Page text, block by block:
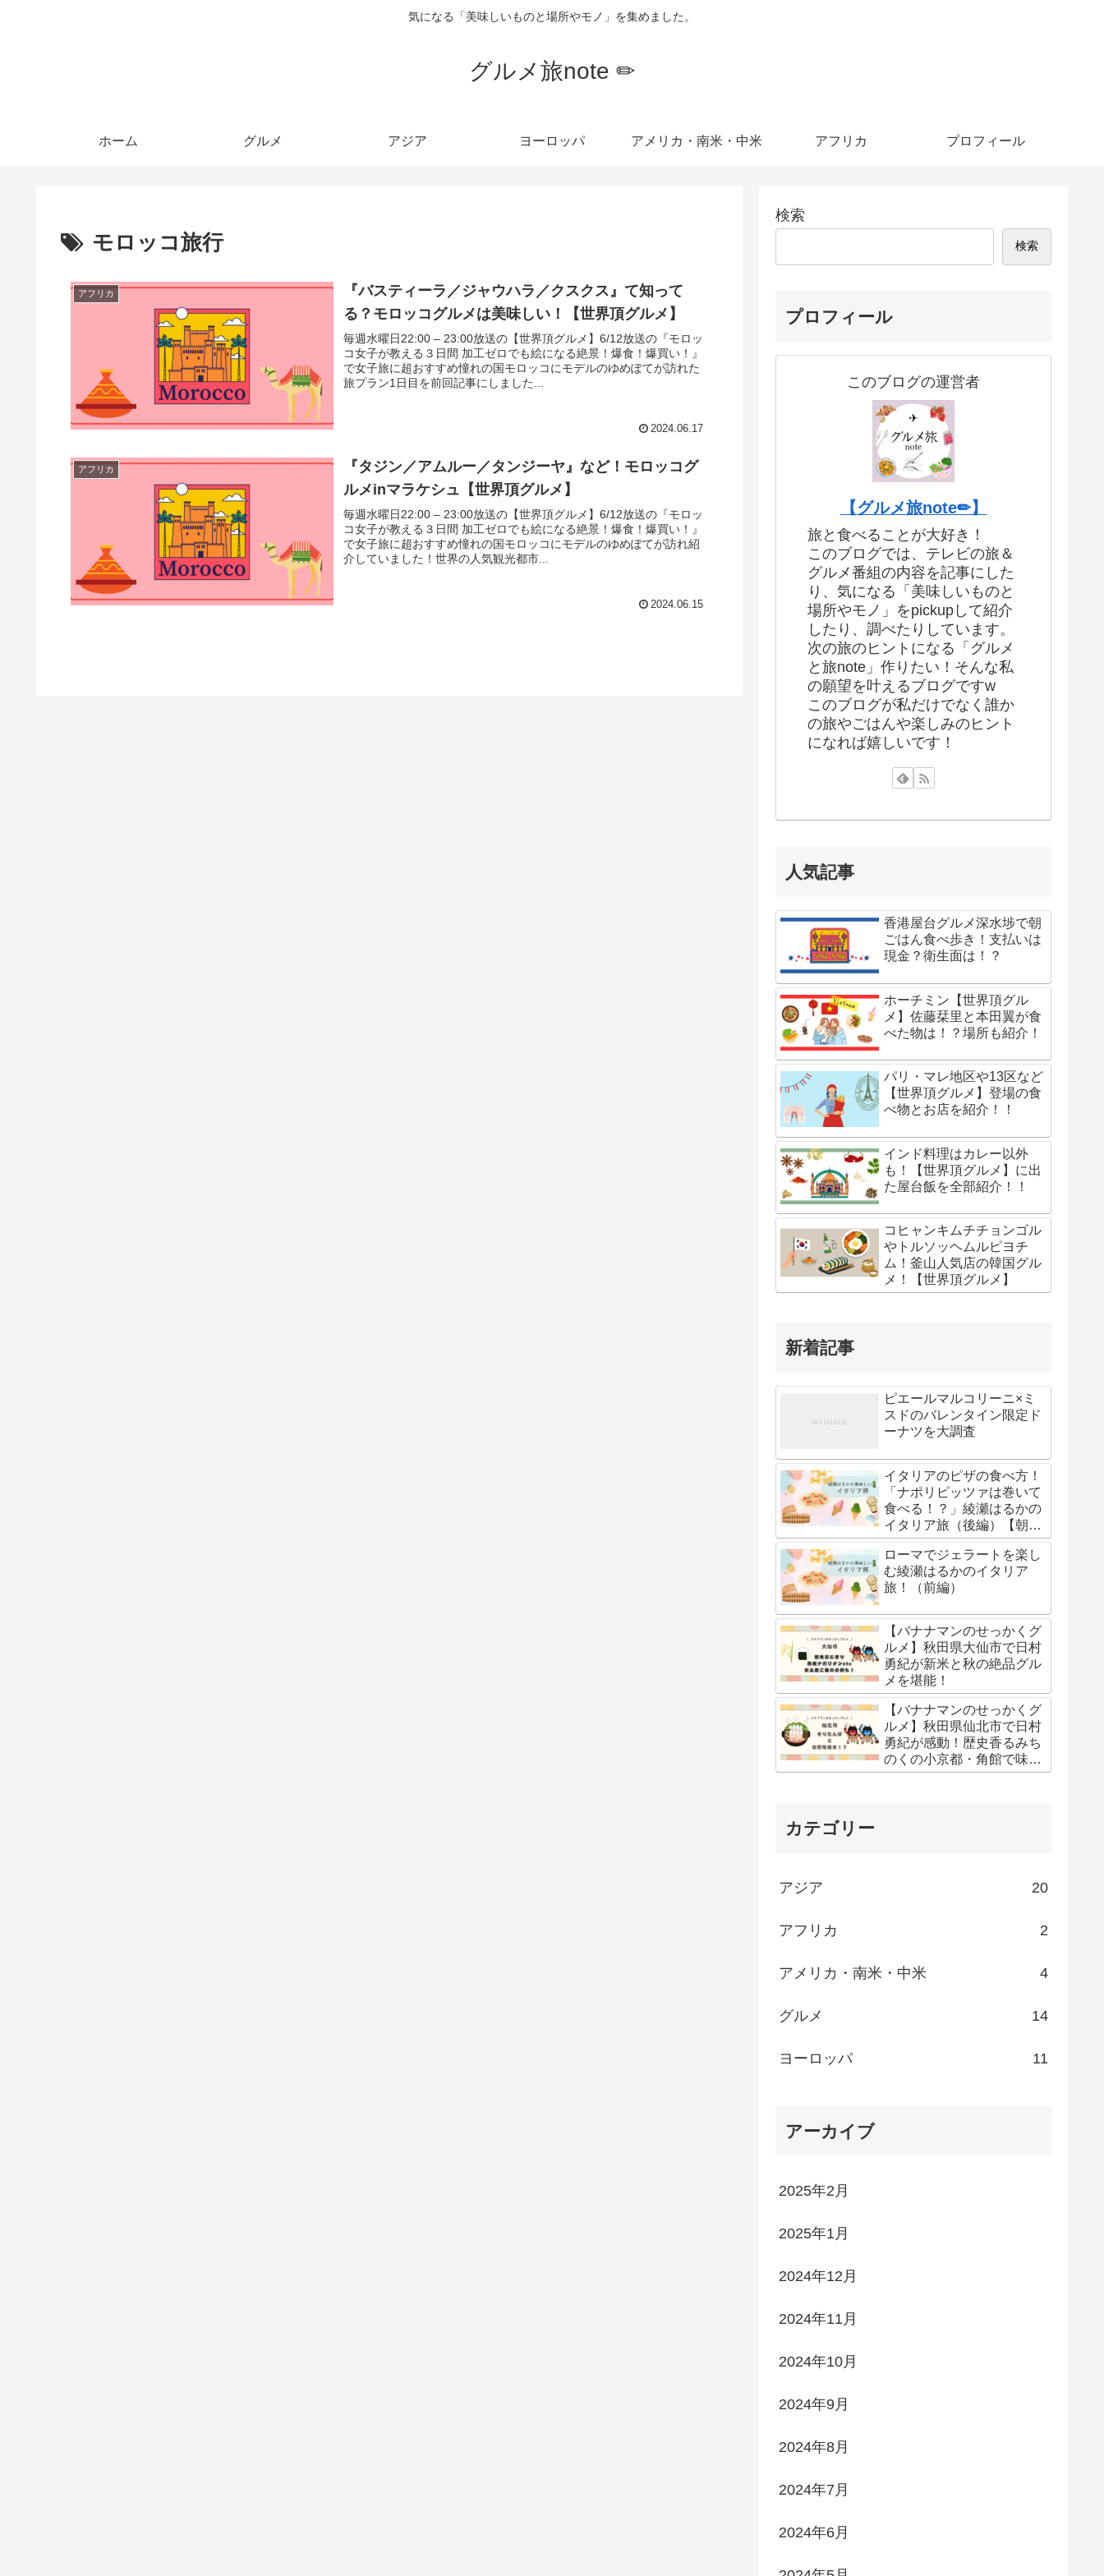
気になる「美味しいものと場所やモノ」を集めました。
グルメ旅note ✏︎
ホーム グルメ アジア ヨーロッパ アメリカ・南米・中米 アフリカ プロフィール
モロッコ旅行
アフリカ
『バスティーラ／ジャウハラ／クスクス』て知って
る？モロッコグルメは美味しい！【世界頂グルメ】
毎週水曜日22:00 – 23:00放送の【世界頂グルメ】6/12放送の『モロッ
コ女子が教える３日間 加工ゼロでも絵になる絶景！爆食！爆買い！』
で女子旅に超おすすめ憧れの国モロッコにモデルのゆめぽてが訪れた
旅プラン1日目を前回記事にしました...
2024.06.17
アフリカ
『タジン／アムルー／タンジーヤ』など！モロッコグ
ルメinマラケシュ【世界頂グルメ】
毎週水曜日22:00 – 23:00放送の【世界頂グルメ】6/12放送の『モロッ
コ女子が教える３日間 加工ゼロでも絵になる絶景！爆食！爆買い！』
で女子旅に超おすすめ憧れの国モロッコにモデルのゆめぽてが訪れ紹
介していました！世界の人気観光都市...
2024.06.15
検索
検索
プロフィール
このブログの運営者
【グルメ旅note✏︎】
旅と食べることが大好き！
このブログでは、テレビの旅＆
グルメ番組の内容を記事にした
り、気になる「美味しいものと
場所やモノ」をpickupして紹介
したり、調べたりしています。
次の旅のヒントになる「グルメ
と旅note」作りたい！そんな私
の願望を叶えるブログですw
このブログが私だけでなく誰か
の旅やごはんや楽しみのヒント
になれば嬉しいです！
人気記事
香港屋台グルメ深水埗で朝
ごはん食べ歩き！支払いは
現金？衛生面は！？
ホーチミン【世界頂グル
メ】佐藤栞里と本田翼が食
べた物は！？場所も紹介！
パリ・マレ地区や13区など
【世界頂グルメ】登場の食
べ物とお店を紹介！！
インド料理はカレー以外
も！【世界頂グルメ】に出
た屋台飯を全部紹介！！
コヒャンキムチチョンゴル
やトルソッヘムルピヨチ
ム！釜山人気店の韓国グル
メ！【世界頂グルメ】
新着記事
ピエールマルコリーニ×ミ
スドのバレンタイン限定ド
ーナツを大調査
イタリアのピザの食べ方！
「ナポリピッツァは巻いて
食べる！？」綾瀬はるかの
イタリア旅（後編）【朝イ
チ】
ローマでジェラートを楽し
む綾瀬はるかのイタリア
旅！（前編）
【バナナマンのせっかくグ
ルメ】秋田県大仙市で日村
勇紀が新米と秋の絶品グル
メを堪能！
【バナナマンのせっかくグ
ルメ】秋田県仙北市で日村
勇紀が感動！歴史香るみち
のくの小京都・角館で味わ
う贅沢ご当地グルメ
カテゴリー
アジア 20
アフリカ 2
アメリカ・南米・中米 4
グルメ 14
ヨーロッパ 11
アーカイブ
2025年2月
2025年1月
2024年12月
2024年11月
2024年10月
2024年9月
2024年8月
2024年7月
2024年6月